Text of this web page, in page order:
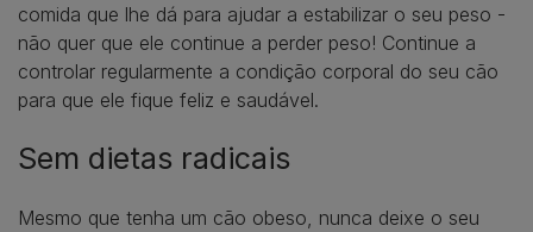
comida que lhe dá para ajudar a estabilizar o seu peso -
não quer que ele continue a perder peso! Continue a
controlar regularmente a condição corporal do seu cão
para que ele fique feliz e saudável.
Sem dietas radicais
Mesmo que tenha um cão obeso, nunca deixe o seu